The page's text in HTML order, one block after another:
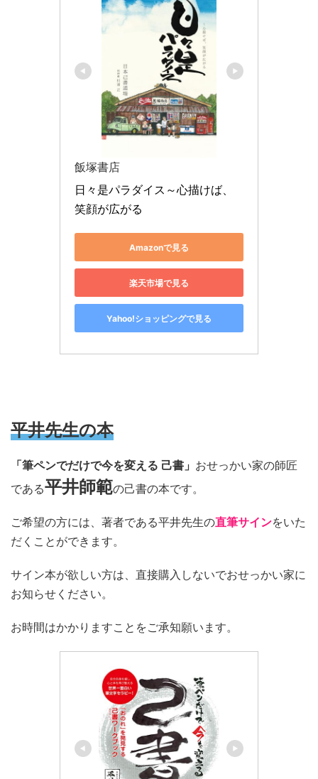
飯塚書店
日々是パラダイス～心描けば、
笑顔が広がる
Amazonで見る
楽天市場で見る
Yahoo!ショッピングで見る
平井先生の本
「筆ペンでだけで今を変える 己書」 おせっかい家の師匠
である平井師範の己書の本です。
ご希望の方には、著者である平井先生の直筆サインをいた
だくことができます。
サイン本が欲しい方は、直接購入しないでおせっかい家に
お知らせください。
お時間はかかりますことをご承知願います。